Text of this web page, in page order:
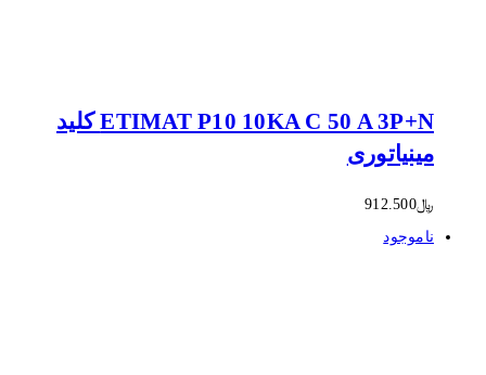
ETIMAT P10 10KA C 50 A 3P+N کلید
مینیاتوری
﷼912.500
ناموجود